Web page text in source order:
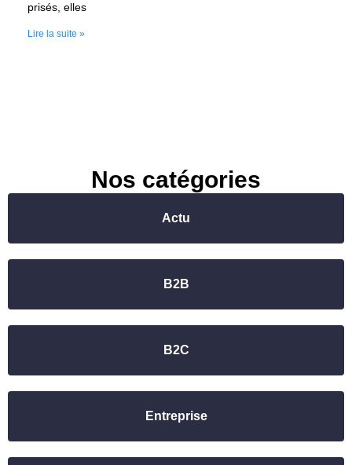
prisés, elles
Lire la suite »
Nos catégories
Actu
B2B
B2C
Entreprise